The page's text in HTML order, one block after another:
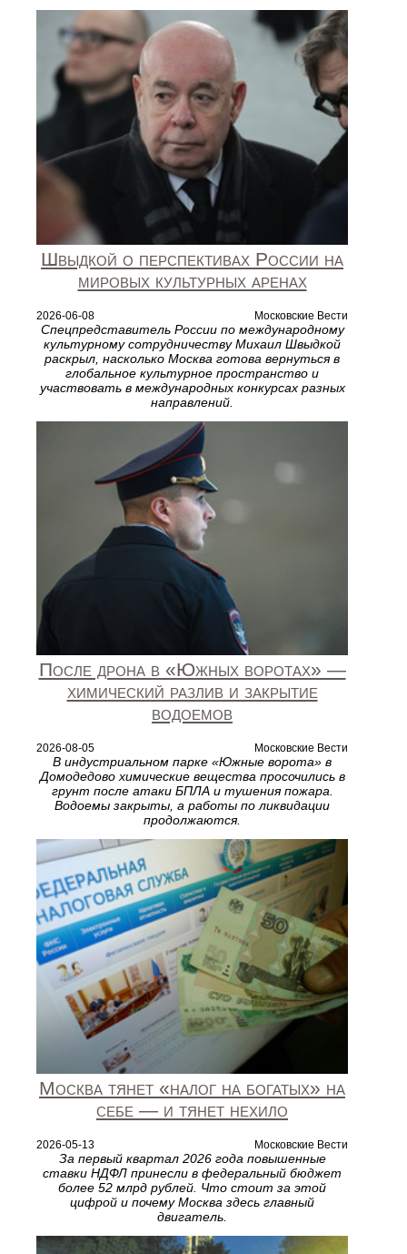
Швыдкой о перспективах России на
мировых культурных аренах
2026-06-08 Московские Вести
Спецпредставитель России по международному
культурному сотрудничеству Михаил Швыдкой
раскрыл, насколько Москва готова вернуться в
глобальное культурное пространство и
участвовать в международных конкурсах разных
направлений.
После дрона в «Южных воротах» —
химический разлив и закрытие
водоемов
2026-08-05 Московские Вести
В индустриальном парке «Южные ворота» в
Домодедово химические вещества просочились в
грунт после атаки БПЛА и тушения пожара.
Водоемы закрыты, а работы по ликвидации
продолжаются.
Москва тянет «налог на богатых» на
себе — и тянет нехило
2026-05-13 Московские Вести
За первый квартал 2026 года повышенные
ставки НДФЛ принесли в федеральный бюджет
более 52 млрд рублей. Что стоит за этой
цифрой и почему Москва здесь главный
двигатель.